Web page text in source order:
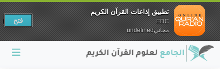
تطبيق إذاعات القرآن الكريم
EDC
مجانيundefined
فتح